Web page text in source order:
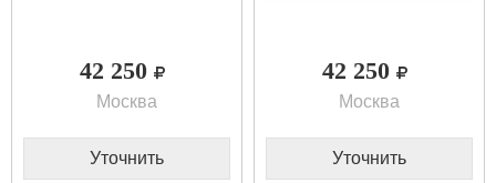
42 250
Москва
Уточнить
42 250
Москва
Уточнить